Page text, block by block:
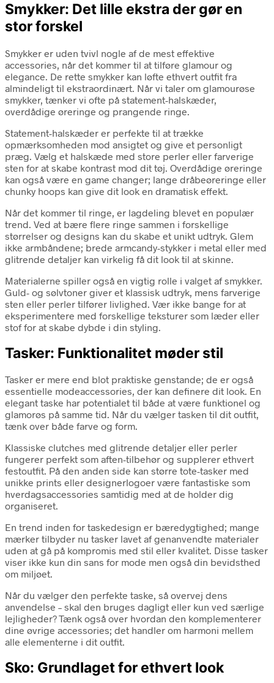
Smykker: Det lille ekstra der gør en
stor forskel
Smykker er uden tvivl nogle af de mest effektive
accessories, når det kommer til at tilføre glamour og
elegance. De rette smykker kan løfte ethvert outfit fra
almindeligt til ekstraordinært. Når vi taler om glamourøse
smykker, tænker vi ofte på statement-halskæder,
overdådige øreringe og prangende ringe.
Statement-halskæder er perfekte til at trække
opmærksomheden mod ansigtet og give et personligt
præg. Vælg et halskæde med store perler eller farverige
sten for at skabe kontrast mod dit tøj. Overdådige øreringe
kan også være en game changer; lange dråbeøreringe eller
chunky hoops kan give dit look en dramatisk effekt.
Når det kommer til ringe, er lagdeling blevet en populær
trend. Ved at bære flere ringe sammen i forskellige
størrelser og designs kan du skabe et unikt udtryk. Glem
ikke armbåndene; brede armcandy-stykker i metal eller med
glitrende detaljer kan virkelig få dit look til at skinne.
Materialerne spiller også en vigtig rolle i valget af smykker.
Guld- og sølvtoner giver et klassisk udtryk, mens farverige
sten eller perler tilfører livlighed. Vær ikke bange for at
eksperimentere med forskellige teksturer som læder eller
stof for at skabe dybde i din styling.
Tasker: Funktionalitet møder stil
Tasker er mere end blot praktiske genstande; de er også
essentielle modeaccessories, der kan definere dit look. En
elegant taske har potentialet til både at være funktionel og
glamorøs på samme tid. Når du vælger tasken til dit outfit,
tænk over både farve og form.
Klassiske clutches med glitrende detaljer eller perler
fungerer perfekt som aften-tilbehør og supplerer ethvert
festoutfit. På den anden side kan større tote-tasker med
unikke prints eller designerlogoer være fantastiske som
hverdagsaccessories samtidig med at de holder dig
organiseret.
En trend inden for taskedesign er bæredygtighed; mange
mærker tilbyder nu tasker lavet af genanvendte materialer
uden at gå på kompromis med stil eller kvalitet. Disse tasker
viser ikke kun din sans for mode men også din bevidsthed
om miljøet.
Når du vælger den perfekte taske, så overvej dens
anvendelse – skal den bruges dagligt eller kun ved særlige
lejligheder? Tænk også over hvordan den komplementerer
dine øvrige accessories; det handler om harmoni mellem
alle elementerne i dit outfit.
Sko: Grundlaget for ethvert look